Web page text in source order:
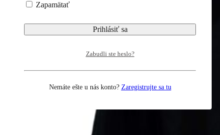
Zapamätať
Zabudli ste heslo?
Nemáte ešte u nás konto? Zaregistrujte sa tu